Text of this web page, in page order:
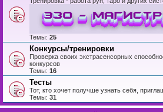
Темы: 25
Конкурсы/тренировки
Проверка своих экстрасенсорных
конкурсов
Темы: 16
Тесты
Тот, кто хочет получше узнать себя,
Темы: 31